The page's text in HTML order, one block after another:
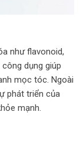
như flavonoid,
dụng giúp
mọc tóc. Ngoài
phát triển của
mạnh.